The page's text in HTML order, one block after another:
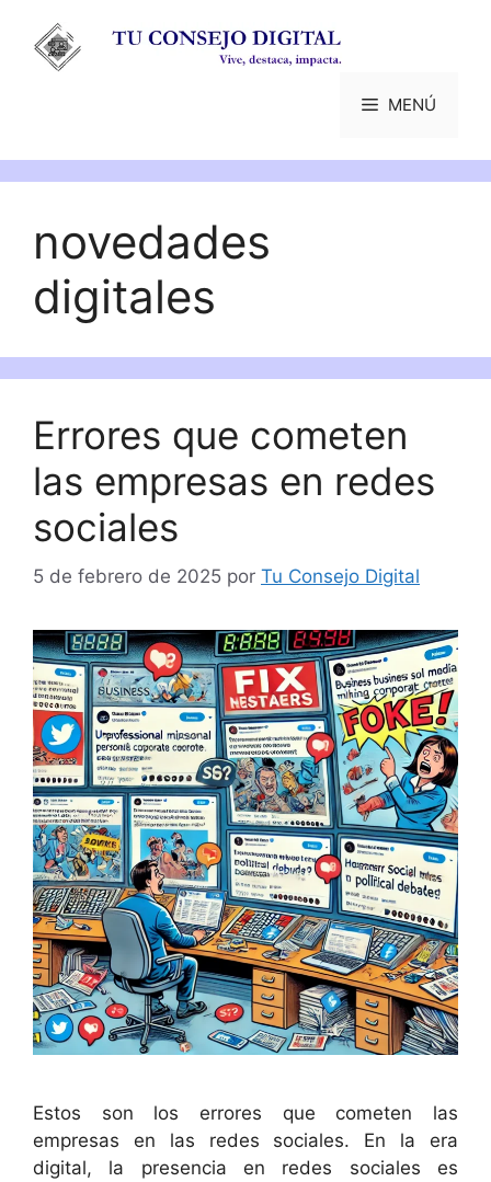
contenido
MENÚ
novedades
digitales
Errores que cometen
las empresas en redes
sociales
5 de febrero de 2025 por Tu Consejo Digital
Estos son los errores que cometen las
empresas en las redes sociales. En la era
digital, la presencia en redes sociales es